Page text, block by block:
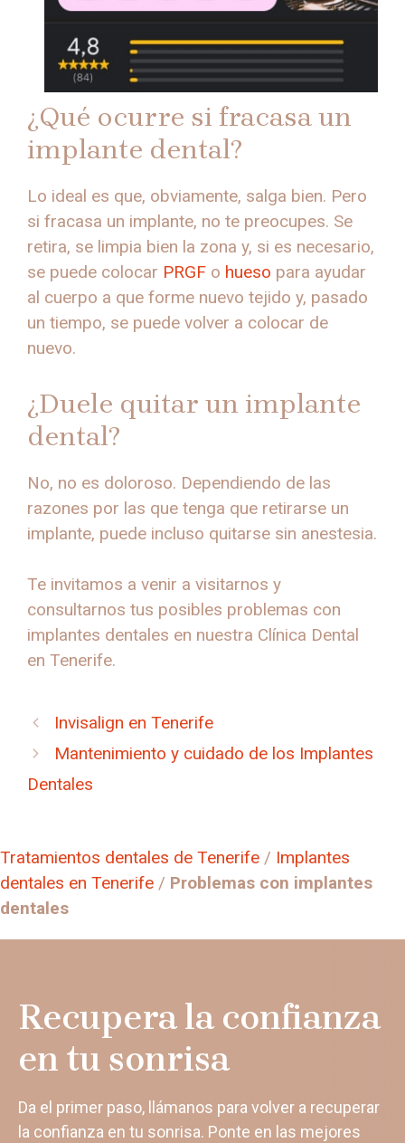
¿Qué ocurre si fracasa un
implante dental?
Lo ideal es que, obviamente, salga bien. Pero
si fracasa un implante, no te preocupes. Se
retira, se limpia bien la zona y, si es necesario,
se puede colocar PRGF o hueso para ayudar
al cuerpo a que forme nuevo tejido y, pasado
un tiempo, se puede volver a colocar de
nuevo.
¿Duele quitar un implante
dental?
No, no es doloroso. Dependiendo de las
razones por las que tenga que retirarse un
implante, puede incluso quitarse sin anestesia.
Te invitamos a venir a visitarnos y
consultarnos tus posibles problemas con
implantes dentales en nuestra Clínica Dental
en Tenerife.
Invisalign en Tenerife
Mantenimiento y cuidado de los Implantes
Dentales
Tratamientos dentales de Tenerife / Implantes
dentales en Tenerife / Problemas con implantes
dentales
Recupera la confianza
en tu sonrisa
Da el primer paso, llámanos para volver a recuperar
la confianza en tu sonrisa. Ponte en las mejores